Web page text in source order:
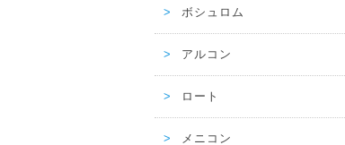
ボシュロム
アルコン
ロート
メニコン